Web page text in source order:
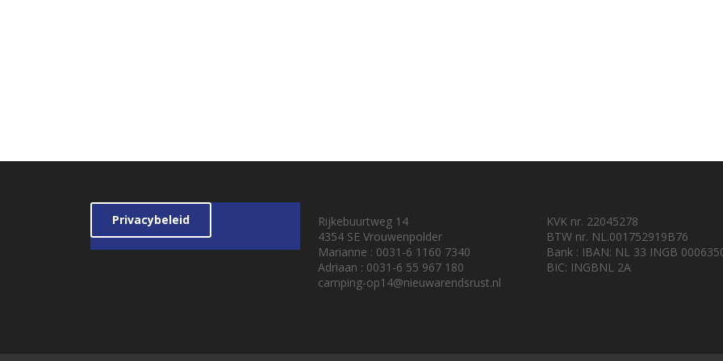
Rijkebuurtweg 14
4354 SE Vrouwenpolder
Marianne : 0031-6 1160 7340
Adriaan : 0031-6 55 967 180
camping-op14@nieuwarendsrust.nl
KVK nr. 22045278
BTW nr. NL.001752919B76
Bank : IBAN: NL 33 INGB
BIC: INGBNL 2A
Privacybeleid